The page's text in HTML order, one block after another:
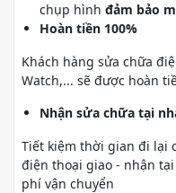
chụp hình đảm bảo
Hoàn tiền 100%
Khách hàng sửa chữa
Watch,... sẽ được hoàn
Nhận sửa chữa tại
Tiết kiệm thời gian đi lại
điện thoại giao - nhận
phí vận chuyển